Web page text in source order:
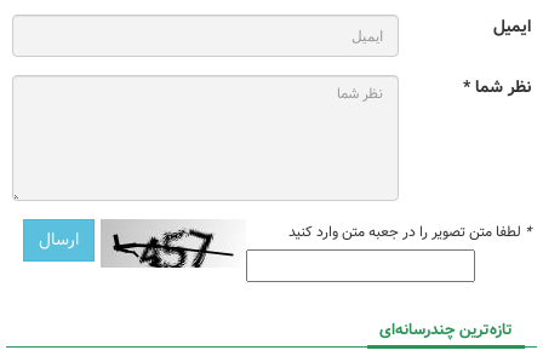
ایمیل
نظر شما *
* لطفا متن تصویر را در جعبه متن وارد کنید
تازه‌ترین چندرسانه‌ای